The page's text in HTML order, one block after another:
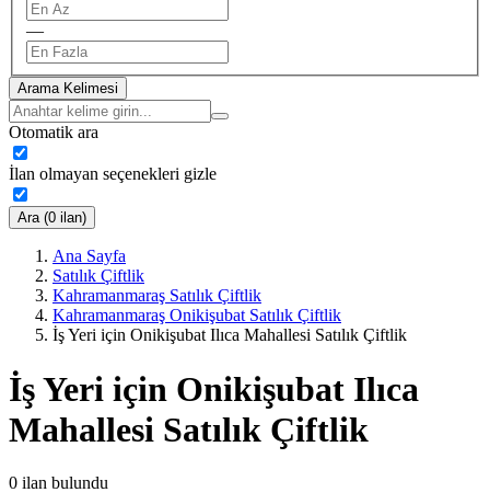
—
Arama Kelimesi
Otomatik ara
İlan olmayan seçenekleri gizle
Ara (0 ilan)
Ana Sayfa
Satılık Çiftlik
Kahramanmaraş Satılık Çiftlik
Kahramanmaraş Onikişubat Satılık Çiftlik
İş Yeri için Onikişubat Ilıca Mahallesi Satılık Çiftlik
İş Yeri için Onikişubat Ilıca
Mahallesi Satılık Çiftlik
0 ilan bulundu